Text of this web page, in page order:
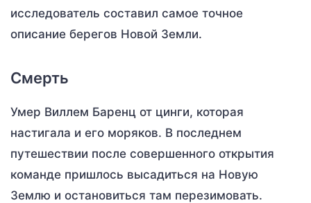
исследователь составил самое точное
описание берегов Новой Земли.
Смерть
Умер Виллем Баренц от цинги, которая
настигала и его моряков. В последнем
путешествии после совершенного открытия
команде пришлось высадиться на Новую
Землю и остановиться там перезимовать.